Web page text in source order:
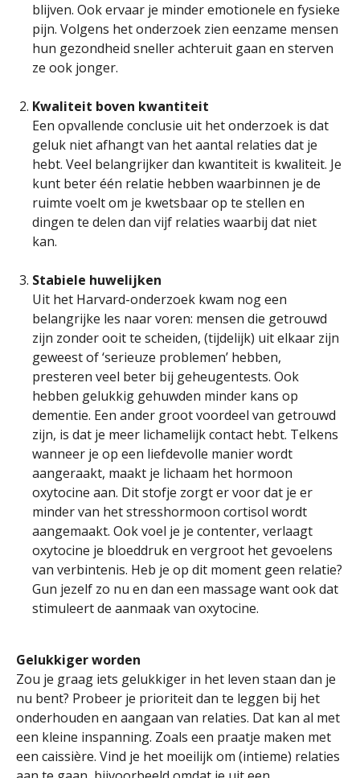
blijven. Ook ervaar je minder emotionele en fysieke
pijn. Volgens het onderzoek zien eenzame mensen
hun gezondheid sneller achteruit gaan en sterven
ze ook jonger.
Kwaliteit boven kwantiteit
Een opvallende conclusie uit het onderzoek is dat
geluk niet afhangt van het aantal relaties dat je
hebt. Veel belangrijker dan kwantiteit is kwaliteit. Je
kunt beter één relatie hebben waarbinnen je de
ruimte voelt om je kwetsbaar op te stellen en
dingen te delen dan vijf relaties waarbij dat niet
kan.
Stabiele huwelijken
Uit het Harvard-onderzoek kwam nog een
belangrijke les naar voren: mensen die getrouwd
zijn zonder ooit te scheiden, (tijdelijk) uit elkaar zijn
geweest of ‘serieuze problemen’ hebben,
presteren veel beter bij geheugentests. Ook
hebben gelukkig gehuwden minder kans op
dementie. Een ander groot voordeel van getrouwd
zijn, is dat je meer lichamelijk contact hebt. Telkens
wanneer je op een liefdevolle manier wordt
aangeraakt, maakt je lichaam het hormoon
oxytocine aan. Dit stofje zorgt er voor dat je er
minder van het stresshormoon cortisol wordt
aangemaakt. Ook voel je je contenter, verlaagt
oxytocine je bloeddruk en vergroot het gevoelens
van verbintenis. Heb je op dit moment geen relatie?
Gun jezelf zo nu en dan een massage want ook dat
stimuleert de aanmaak van oxytocine.
Gelukkiger worden
Zou je graag iets gelukkiger in het leven staan dan je
nu bent? Probeer je prioriteit dan te leggen bij het
onderhouden en aangaan van relaties. Dat kan al met
een kleine inspanning. Zoals een praatje maken met
een caissière. Vind je het moeilijk om (intieme) relaties